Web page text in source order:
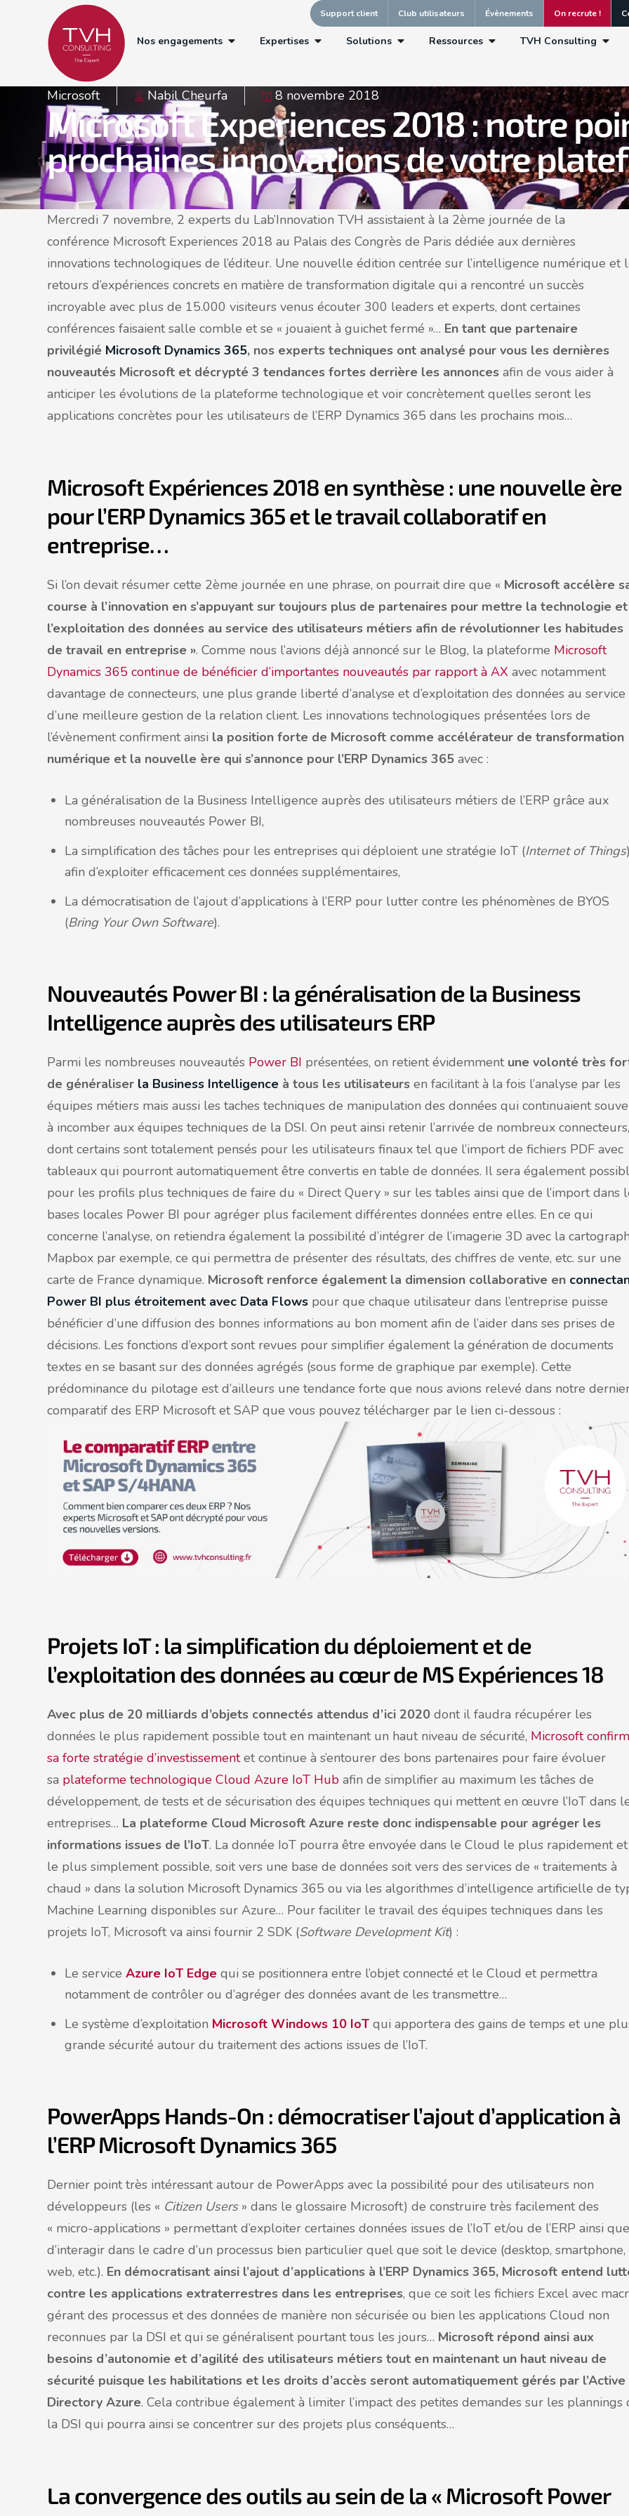
Support client Club utilisateurs Évènements On recrute !
Nos engagements Expertises Solutions Ressources TVH Consulting
Microsoft Nabil Cheurfa 8 novembre 2018
Microsoft Experiences 2018 : notre
prochaines innovations de votre
Mercredi 7 novembre, 2 experts du Lab’Innovation TVH assistaient à la 2ème journée de la
conférence Microsoft Experiences 2018 au Palais des Congrès de Paris dédiée aux dernières
innovations technologiques de l’éditeur. Une nouvelle édition centrée sur l’intelligence numérique et
retours d’expériences concrets en matière de transformation digitale qui a rencontré un succès
incroyable avec plus de 15.000 visiteurs venus écouter 300 leaders et experts, dont certaines
conférences faisaient salle comble et se « jouaient à guichet fermé »… En tant que partenaire
privilégié Microsoft Dynamics 365, nos experts techniques ont analysé pour vous les dernières
nouveautés Microsoft et décrypté 3 tendances fortes derrière les annonces afin de vous aider à
anticiper les évolutions de la plateforme technologique et voir concrètement quelles seront les
applications concrètes pour les utilisateurs de l’ERP Dynamics 365 dans les prochains mois…
Microsoft Expériences 2018 en synthèse : une nouvelle ère
pour l’ERP Dynamics 365 et le travail collaboratif en
entreprise…
Si l’on devait résumer cette 2ème journée en une phrase, on pourrait dire que « Microsoft accélère
course à l’innovation en s’appuyant sur toujours plus de partenaires pour mettre la technologie et
l’exploitation des données au service des utilisateurs métiers afin de révolutionner les habitudes
de travail en entreprise ». Comme nous l’avions déjà annoncé sur le Blog, la plateforme Microsoft
Dynamics 365 continue de bénéficier d’importantes nouveautés par rapport à AX avec notamment
davantage de connecteurs, une plus grande liberté d’analyse et d’exploitation des données au service
d’une meilleure gestion de la relation client. Les innovations technologiques présentées lors de
l’évènement confirment ainsi la position forte de Microsoft comme accélérateur de transformation
numérique et la nouvelle ère qui s’annonce pour l’ERP Dynamics 365 avec :
La généralisation de la Business Intelligence auprès des utilisateurs métiers de l’ERP grâce aux
nombreuses nouveautés Power BI,
La simplification des tâches pour les entreprises qui déploient une stratégie IoT (Internet of Things
afin d’exploiter efficacement ces données supplémentaires,
La démocratisation de l’ajout d’applications à l’ERP pour lutter contre les phénomènes de BYOS
(Bring Your Own Software).
Nouveautés Power BI : la généralisation de la Business
Intelligence auprès des utilisateurs ERP
Parmi les nombreuses nouveautés Power BI présentées, on retient évidemment une volonté très
de généraliser la Business Intelligence à tous les utilisateurs en facilitant à la fois l’analyse par les
équipes métiers mais aussi les taches techniques de manipulation des données qui continuaient
à incomber aux équipes techniques de la DSI. On peut ainsi retenir l’arrivée de nombreux connecteurs,
dont certains sont totalement pensés pour les utilisateurs finaux tel que l’import de fichiers PDF avec
tableaux qui pourront automatiquement être convertis en table de données. Il sera également
pour les profils plus techniques de faire du « Direct Query » sur les tables ainsi que de l’import dans
bases locales Power BI pour agréger plus facilement différentes données entre elles. En ce qui
concerne l’analyse, on retiendra également la possibilité d’intégrer de l’imagerie 3D avec la
Mapbox par exemple, ce qui permettra de présenter des résultats, des chiffres de vente, etc. sur une
carte de France dynamique. Microsoft renforce également la dimension collaborative en
Power BI plus étroitement avec Data Flows pour que chaque utilisateur dans l’entreprise puisse
bénéficier d’une diffusion des bonnes informations au bon moment afin de l’aider dans ses prises de
décisions. Les fonctions d’export sont revues pour simplifier également la génération de documents
textes en se basant sur des données agrégés (sous forme de graphique par exemple). Cette
prédominance du pilotage est d’ailleurs une tendance forte que nous avions relevé dans notre
comparatif des ERP Microsoft et SAP que vous pouvez télécharger par le lien ci-dessous :
Projets IoT : la simplification du déploiement et de
l’exploitation des données au cœur de MS Expériences 18
Avec plus de 20 milliards d’objets connectés attendus d’ici 2020 dont il faudra récupérer les
données le plus rapidement possible tout en maintenant un haut niveau de sécurité, Microsoft
sa forte stratégie d’investissementet continue à s’entourer des bons partenaires pour faire évoluer
sa plateforme technologique Cloud Azure IoT Hub afin de simplifier au maximum les tâches de
développement, de tests et de sécurisation des équipes techniques qui mettent en œuvre l’IoT dans
entreprises… La plateforme Cloud Microsoft Azure reste donc indispensable pour agréger les
informations issues de l’IoT. La donnée IoT pourra être envoyée dans le Cloud le plus rapidement et
le plus simplement possible, soit vers une base de données soit vers des services de « traitements à
chaud » dans la solution Microsoft Dynamics 365 ou via les algorithmes d’intelligence artificielle de
Machine Learning disponibles sur Azure… Pour faciliter le travail des équipes techniques dans les
projets IoT, Microsoft va ainsi fournir 2 SDK (Software Development Kit) :
Le service Azure IoT Edge qui se positionnera entre l’objet connecté et le Cloud et permettra
notamment de contrôler ou d’agréger des données avant de les transmettre…
Le système d’exploitation Microsoft Windows 10 IoT qui apportera des gains de temps et une
grande sécurité autour du traitement des actions issues de l’IoT.
PowerApps Hands-On : démocratiser l’ajout d’application à
l’ERP Microsoft Dynamics 365
Dernier point très intéressant autour de PowerApps avec la possibilité pour des utilisateurs non
développeurs (les « Citizen Users» dans le glossaire Microsoft) de construire très facilement des
« micro-applications » permettant d’exploiter certaines données issues de l’IoT et/ou de l’ERP ainsi que
d’interagir dans le cadre d’un processus bien particulier quel que soit le device (desktop, smartphone,
web, etc.). En démocratisant ainsi l’ajout d’applications à l’ERP Dynamics 365, Microsoft entend
contre les applications extraterrestres dans les entreprises, que ce soit les fichiers Excel avec
gérant des processus et des données de manière non sécurisée ou bien les applications Cloud non
reconnues par la DSI et qui se généralisent pourtant tous les jours… Microsoft répond ainsi aux
besoins d’autonomie et d’agilité des utilisateurs métiers tout en maintenant un haut niveau de
sécurité puisque les habilitations et les droits d’accès seront automatiquement gérés par l’Active
Directory Azure. Cela contribue également à limiter l’impact des petites demandes sur les plannings
la DSI qui pourra ainsi se concentrer sur des projets plus conséquents…
La convergence des outils au sein de la « Microsoft Power